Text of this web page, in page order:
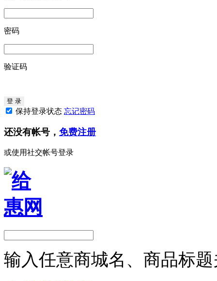
密码
验证码
保持登录状态 忘记密码
还没有帐号， 免费注册
或使用社交帐号登录
输入任意商城名、商品标